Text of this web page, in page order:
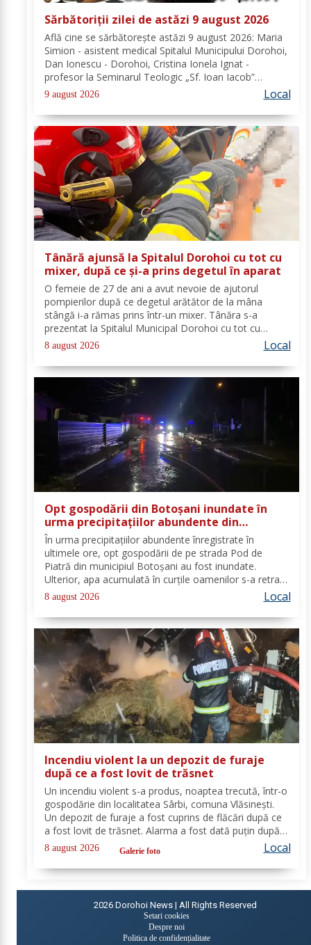
Sărbătoriții zilei de astăzi 9 august 2026
Află cine se sărbătoreşte astăzi 9 august 2026: Maria
Simion - asistent medical Spitalul Municipului Dorohoi,
Dan Ionescu - Dorohoi, Cristina Ionela Ignat -
profesor la Seminarul Teologic „Sf. Ioan Iacob”
Dorohoi, Ana-Maria Ojog - profesor- consilier
educativ Școala Gimnazială Nr. 1 Dumeni, Mihai...
9 august 2026 Local
Tânără ajunsă la Spitalul Dorohoi cu tot cu
mixer, după ce și-a prins degetul în aparat
O femeie de 27 de ani a avut nevoie de ajutorul
pompierilor după ce degetul arătător de la mâna
stângă i-a rămas prins într-un mixer. Tânăra s-a
prezentat la Spitalul Municipal Dorohoi cu tot cu
aparatul electrocasnic, iar medicii au solicitat
intervenția salvatorilor. Pompierii din cadrul...
8 august 2026 Local
Opt gospodării din Botoșani inundate în
urma precipitațiilor abundente din
ultimele ore
În urma precipitațiilor abundente înregistrate în
ultimele ore, opt gospodării de pe strada Pod de
Piatră din municipiul Botoșani au fost inundate.
Ulterior, apa acumulată în curțile oamenilor s-a retras
pe carosabil. Pentru evacuarea apei, pompierii militari
din cadrul Detașamentului Botoșani au...
8 august 2026 Local
Incendiu violent la un depozit de furaje
după ce a fost lovit de trăsnet
Un incendiu violent s-a produs, noaptea trecută, într-o
gospodărie din localitatea Sârbi, comuna Vlăsinești.
Un depozit de furaje a fost cuprins de flăcări după ce
a fost lovit de trăsnet. Alarma a fost dată puțin după
ora 22:00. La caz s-au deplasat, în cel mai scurt timp,
pompierii din cadrul...
8 august 2026 Galerie foto Local
2026 Dorohoi News | All Rights Reserved
Setari cookies
Despre noi
Politica de confidențialitate